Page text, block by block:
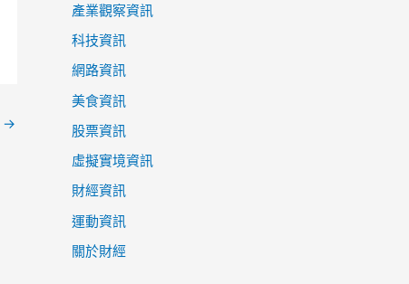
→
產業觀察資訊
科技資訊
網路資訊
美食資訊
股票資訊
虛擬實境資訊
財經資訊
運動資訊
關於財經